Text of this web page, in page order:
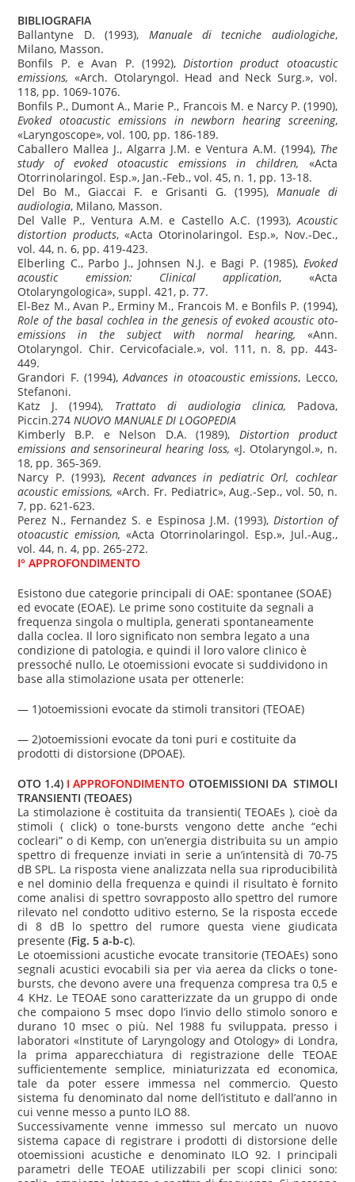
BIBLIOGRAFIA
Ballantyne D. (1993), Manuale di tecniche audiologiche,
Milano, Masson.
Bonfils P. e Avan P. (1992), Distortion product otoacustic
emissions,«Arch. Otolaryngol. Head and Neck Surg.», vol.
118, pp. 1069-1076.
Bonfils P., Dumont A., Marie P., Francois M. e Narcy P. (1990),
Evoked otoacustic emissions in newborn hearing screening,
«Laryngoscope», vol. 100, pp. 186-189.
Caballero Mallea J., Algarra J.M. e Ventura A.M. (1994), The
study of evoked otoacustic emissions in children, «Acta
Otorrinolaringol. Esp.», Jan.-Feb., vol. 45, n. 1, pp. 13-18.
Del Bo M., Giaccai F. e Grisanti G. (1995), Manuale di
audiologia, Milano, Masson.
Del Valle P., Ventura A.M. e Castello A.C. (1993), Acoustic
distortion products, «Acta Otorinolaringol. Esp.», Nov.-Dec.,
vol. 44, n. 6, pp. 419-423.
Elberling C., Parbo J., Johnsen N.J. e Bagi P. (1985), Evoked
acoustic emission: Clinical application, «Acta
Otolaryngologica», suppl. 421, p. 77.
El-Bez M., Avan P., Erminy M., Francois M. e Bonfils P. (1994),
Role of the basal cochlea in the genesis of evoked acoustic oto-
emissions in the subject with normal hearing, «Ann.
Otolaryngol. Chir. Cervicofaciale.», vol. 111, n. 8, pp. 443-
449.
Grandori F. (1994),Advances in otoacoustic emissions, Lecco,
Stefanoni.
Katz J. (1994), Trattato di audiologia clinica, Padova,
Piccin.274 NUOVO MANUALE DI LOGOPEDIA
Kimberly B.P. e Nelson D.A. (1989), Distortion product
emissions and sensorineural hearing loss, «J. Otolaryngol.», n.
18, pp. 365-369.
Narcy P. (1993), Recent advances in pediatric Orl, cochlear
acoustic emissions, «Arch. Fr. Pediatric», Aug.-Sep., vol. 50, n.
7, pp. 621-623.
Perez N., Fernandez S. e Espinosa J.M. (1993), Distortion of
otoacustic emission, «Acta Otorrinolaringol. Esp.», Jul.-Aug.,
vol. 44, n. 4, pp. 265-272.
I° APPROFONDIMENTO
Esistono due categorie principali di OAE: spontanee (SOAE)
ed evocate (EOAE). Le prime sono costituite da segnali a
frequenza singola o multipla, generati spontaneamente
dalla coclea. Il loro significato non sembra legato a una
condizione di patologia, e quindi il loro valore clinico è
pressoché nullo, Le otoemissioni evocate si suddividono in
base alla stimolazione usata per ottenerle:
— 1)otoemissioni evocate da stimoli transitori (TEOAE)
— 2)otoemissioni evocate da toni puri e costituite da
prodotti di distorsione (DPOAE).
OTO 1.4) I APPROFONDIMENTO OTOEMISSIONI DA STIMOLI
TRANSIENTI (TEOAES)
La stimolazione è costituita da transienti( TEOAEs ), cioè da
stimoli ( click) o tone-bursts vengono dette anche “echi
cocleari” o di Kemp, con un’energia distribuita su un ampio
spettro di frequenze inviati in serie a un’intensità di 70-75
dB SPL. La risposta viene analizzata nella sua riproducibilità
e nel dominio della frequenza e quindi il risultato è fornito
come analisi di spettro sovrapposto allo spettro del rumore
rilevato nel condotto uditivo esterno, Se la risposta eccede
di 8 dB lo spettro del rumore questa viene giudicata
presente (Fig. 5 a-b-c).
Le otoemissioni acustiche evocate transitorie (TEOAEs) sono
segnali acustici evocabili sia per via aerea da clicks o tone-
bursts, che devono avere una frequenza compresa tra 0,5 e
4 KHz. Le TEOAE sono caratterizzate da un gruppo di onde
che compaiono 5 msec dopo l’invio dello stimolo sonoro e
durano 10 msec o più. Nel 1988 fu sviluppata, presso i
laboratori «Institute of Laryngology and Otology» di Londra,
la prima apparecchiatura di registrazione delle TEOAE
sufficientemente semplice, miniaturizzata ed economica,
tale da poter essere immessa nel commercio. Questo
sistema fu denominato dal nome dell’istituto e dall’anno in
cui venne messo a punto ILO 88.
Successivamente venne immesso sul mercato un nuovo
sistema capace di registrare i prodotti di distorsione delle
otoemissioni acustiche e denominato ILO 92. I principali
parametri delle TEOAE utilizzabili per scopi clinici sono: